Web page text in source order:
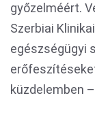
győzelméért.
Szerbiai
egészségügyi
küzdelemben